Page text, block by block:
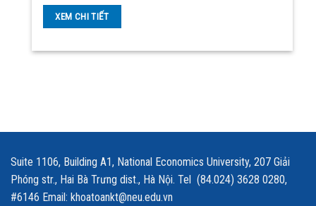
XEM CHI TIẾT
Suite 1106, Building A1, National Economics University, 207 Giải
Phóng str., Hai Bà Trưng dist., Hà Nội. Tel (84.024) 3628 0280,
#6146 Email: khoatoankt@neu.edu.vn